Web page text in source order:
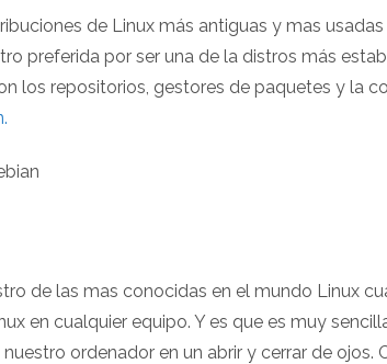
de Linux más antiguas y mas
preferida por ser una de la distros más
los repositorios, gestores de paquetes y la
de las mas conocidas en el mundo Linux
en cualquier equipo. Y es que es muy
ordenador en un abrir y cerrar de ojos.